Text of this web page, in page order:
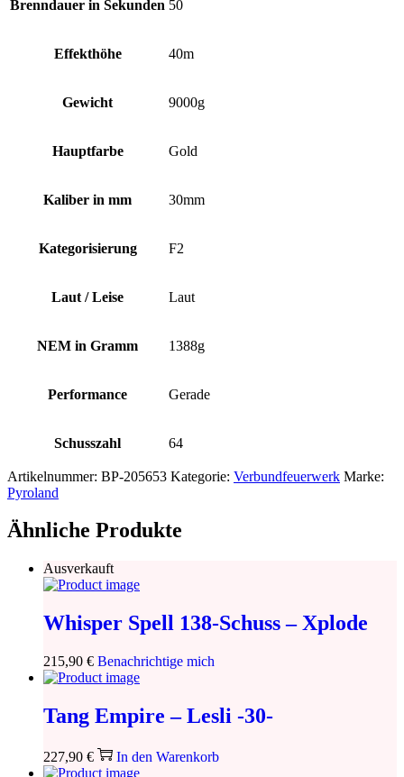
Brenndauer in Sekunden 50
Effekthöhe 40m
Gewicht 9000g
Hauptfarbe Gold
Kaliber in mm 30mm
Kategorisierung F2
Laut / Leise Laut
NEM in Gramm 1388g
Performance Gerade
Schusszahl 64
Artikelnummer: BP-205653 Kategorie: Verbundfeuerwerk Marke:
Pyroland
Ähnliche Produkte
Ausverkauft
Whisper Spell 138-Schuss – Xplode
215,90 € Benachrichtige mich
Tang Empire – Lesli -30-
227,90 € In den Warenkorb